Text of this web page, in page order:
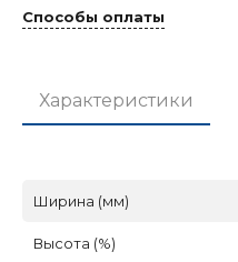
Способы оплаты
Характеристики
Ширина (мм)
Высота (%)